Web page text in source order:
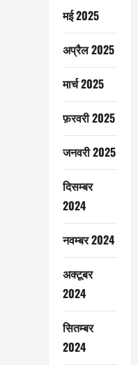
मई 2025
अप्रैल 2025
मार्च 2025
फ़रवरी 2025
जनवरी 2025
दिसम्बर
2024
नवम्बर 2024
अक्टूबर
2024
सितम्बर
2024